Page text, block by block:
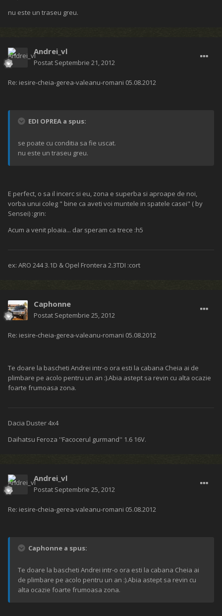
nu este un traseu greu.
Andrei_vl
Postat Septembrie 21, 2012
Re: iesire-cheia-gerea-valeanu-romani 05.08.2012
EDI OPREA a spus:
se poate cu conditia sa fie uscat.
nu este un traseu greu.
E perfect, o sa il incerc si eu, zona e superba si aproape de noi,
vorba unui coleg " bine ca aveti voi muntele in spatele casei" ( by
Sensei) :grin:
Acum a venit ploaia... dar speram ca trece :h5
ex: ARO 244 3.1D & Opel Frontera 2.3TDI :cort
Caphonne
Postat Septembrie 25, 2012
Re: iesire-cheia-gerea-valeanu-romani 05.08.2012
Te doare la bascheti Andrei intr-o ora esti la cabana Cheia ai de
plimbare pe acolo pentru un an :).Abia astept sa revin cu alta ocazie
foarte frumoasa zona.
Dacia Duster 4x4
Daihatsu Feroza ''Facocerul gurmand'' 1.6 16V.
Andrei_vl
Postat Septembrie 25, 2012
Re: iesire-cheia-gerea-valeanu-romani 05.08.2012
Caphonne a spus:
Te doare la bascheti Andrei intr-o ora esti la cabana Cheia ai
de plimbare pe acolo pentru un an :).Abia astept sa revin cu
alta ocazie foarte frumoasa zona.